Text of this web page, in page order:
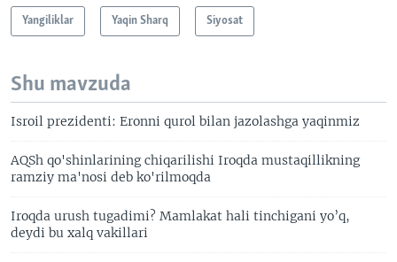
Yangiliklar Yaqin Sharq Siyosat
Shu mavzuda
Isroil prezidenti: Eronni qurol bilan jazolashga yaqinmiz
AQSh qo'shinlarining chiqarilishi Iroqda mustaqillikning
ramziy ma'nosi deb ko'rilmoqda
Iroqda urush tugadimi? Mamlakat hali tinchigani yo’q,
deydi bu xalq vakillari